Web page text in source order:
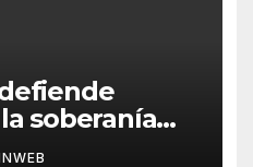
soberanía